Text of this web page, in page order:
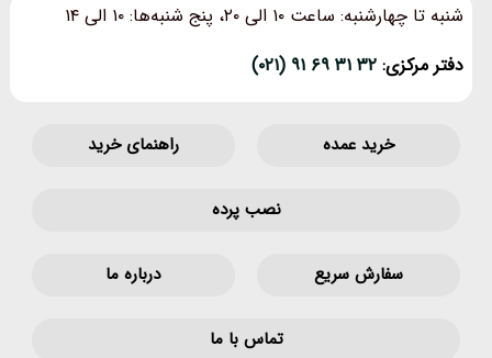
شنبه تا چهارشنبه: ساعت ۱۰ الی ۲۰، پنج شنبه‌ها: ۱۰ الی ۱۴
دفتر مرکزی: ۳۲ ۳۱ ۶۹ ۹۱ (۰۲۱)
خرید عمده راهنمای خرید
نصب پرده
سفارش سریع درباره ما
تماس با ما